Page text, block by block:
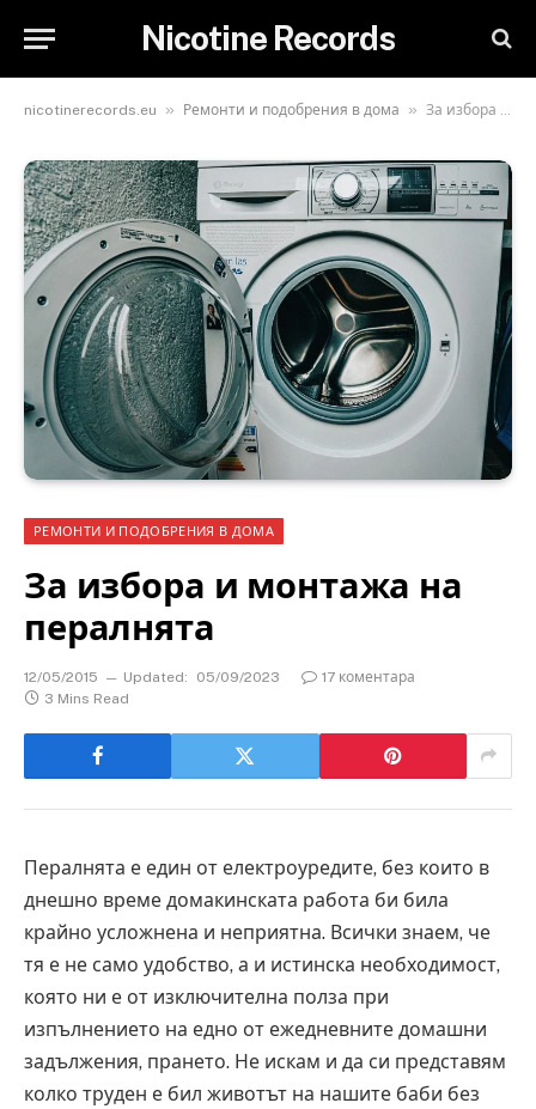
Nicotine Records
nicotinerecords.eu » Ремонти и подобрения в дома » За избора и монтажа на пералнята
РЕМОНТИ И ПОДОБРЕНИЯ В ДОМА
За избора и монтажа на
пералнята
12/05/2015 Updated: 05/09/2023
17 коментара
3 Mins Read
Пералнята е един от електроуредите, без които в
днешно време домакинската работа би била
крайно усложнена и неприятна. Всички знаем, че
тя е не само удобство, а и истинска необходимост,
която ни е от изключителна полза при
изпълнението на едно от ежедневните домашни
задължения, прането. Не искам и да си представям
колко труден е бил животът на нашите баби без